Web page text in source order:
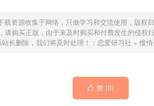
载资源收集于网络，只做学习和交流使用，版权
请购买正版，由于未及时购买和付费发生的侵权
长删除，我们将及时处理！： 恋爱研习社 » 慢
 赞 (0)